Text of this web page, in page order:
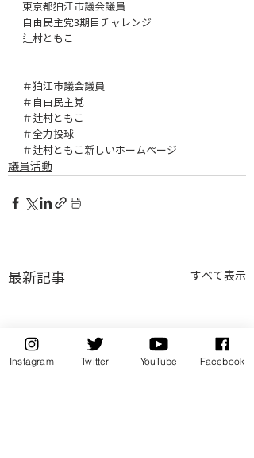
東京都狛江市議会議員
自由民主党3期目チャレンジ
辻村ともこ
＃狛江市議会議員
＃自由民主党
＃辻村ともこ
＃全力投球
＃辻村ともこ新しいホームぺージ
議員活動
最新記事 すべて表示
Instagram Twitter YouTube Facebook